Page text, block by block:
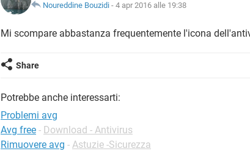
Noureddine Bouzidi - 4 apr 2016 alle 19:38
Mi scompare abbastanza frequentemente l'icona
Share
Potrebbe anche interessarti:
Problemi avg
Avg free - Download - Antivirus
Rimuovere avg - Astuzie -Sicurezza